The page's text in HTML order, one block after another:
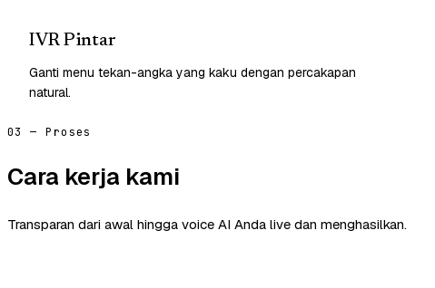
IVR Pintar
Ganti menu tekan-angka yang kaku dengan percakapan
natural.
03 — Proses
Cara kerja kami
Transparan dari awal hingga voice AI Anda live dan menghasilkan.